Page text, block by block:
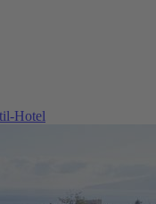
Hotel